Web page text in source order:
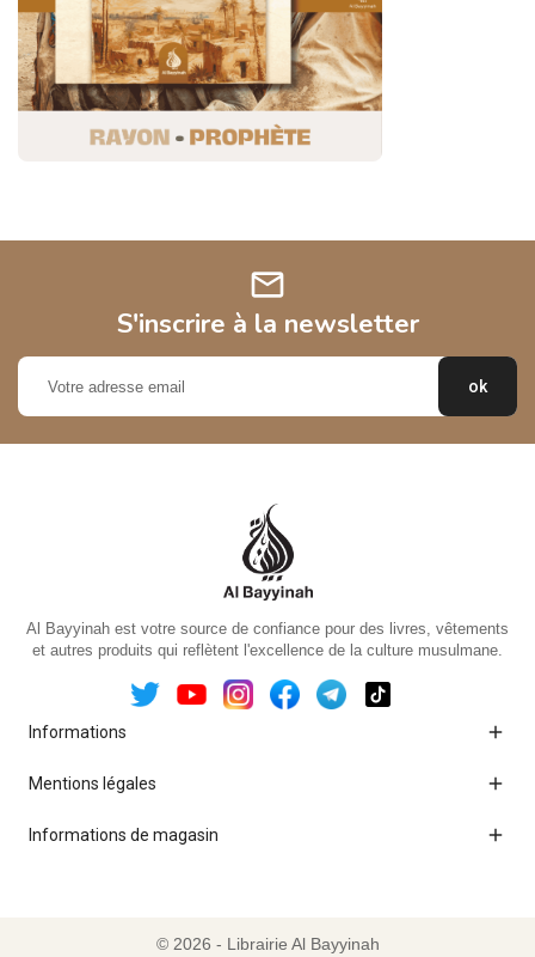
mail
S'inscrire à la newsletter
Al Bayyinah est votre source de confiance pour des livres, vêtements
et autres produits qui reflètent l'excellence de la culture musulmane.
Informations 
Mentions légales 
Informations de magasin 
© 2026 - Librairie Al Bayyinah